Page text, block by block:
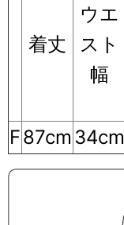
着丈
ウエ
スト
幅
F87cm 34cm